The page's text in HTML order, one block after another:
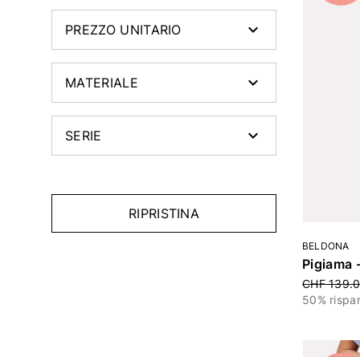
PREZZO UNITARIO
MATERIALE
SERIE
RIPRISTINA
BELDONA
Pigiama
Price
CHF
50%